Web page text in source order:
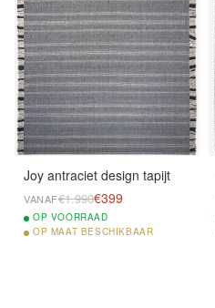
Joy antraciet design tapijt
VANAF€1.990€399
OP VOORRAAD
OP MAAT BESCHIKBAAR